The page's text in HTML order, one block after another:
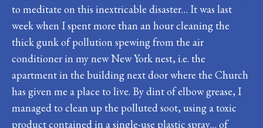
to meditate on this inextricable disaster… It was last
week when I spent more than an hour cleaning the
thick gunk of pollution spewing from the air
conditioner in my new New York nest, i.e. the
apartment in the building next door where the Church
has given me a place to live. By dint of elbow grease, I
managed to clean up the polluted soot, using a toxic
product contained in a single-use plastic spray… of